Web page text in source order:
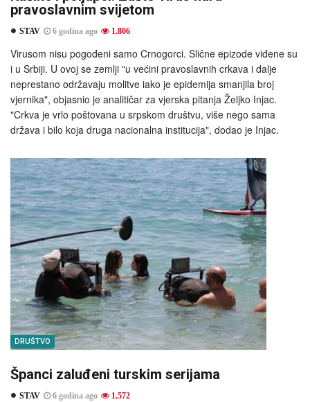
pravoslavnim svijetom
STAV 6 godina ago 1.806
Virusom nisu pogođeni samo Crnogorci. Slične epizode viđene su
i u Srbiji. U ovoj se zemlji "u većini pravoslavnih crkava i dalje
neprestano održavaju molitve iako je epidemija smanjila broj
vjernika", objasnio je analitičar za vjerska pitanja Željko Injac.
"Crkva je vrlo poštovana u srpskom društvu, više nego sama
država i bilo koja druga nacionalna institucija", dodao je Injac.
DRUŠTVO
Španci zaluđeni turskim serijama
STAV 6 godina ago 1.572